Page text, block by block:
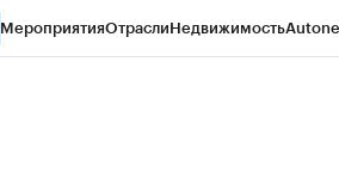
МероприятияОтраслиНедвижимость